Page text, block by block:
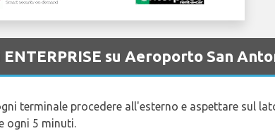
su Aeroporto San
terminale procedere all'esterno e aspettare sul
ogni 5 minuti.